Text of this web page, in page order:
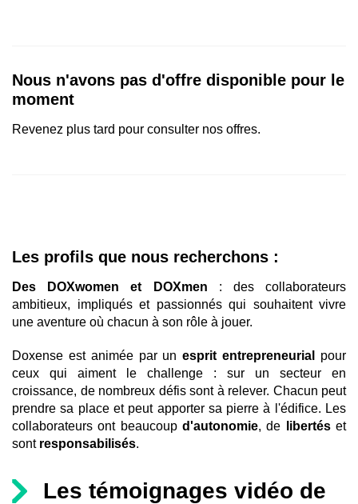
Nous n'avons pas d'offre disponible pour le
moment
Revenez plus tard pour consulter nos offres.
Les profils que nous recherchons :
Des DOXwomen et DOXmen : des collaborateurs
ambitieux, impliqués et passionnés qui souhaitent vivre
une aventure où chacun à son rôle à jouer.
Doxense est animée par unesprit entrepreneurial pour
ceux qui aiment le challenge : sur un secteur en
croissance, de nombreux défis sont à relever. Chacun peut
prendre sa place et peut apporter sa pierre à l'édifice. Les
collaborateurs ont beaucoup d'autonomie, de libertéset
sont responsabilisés.
Les témoignages vidéo de